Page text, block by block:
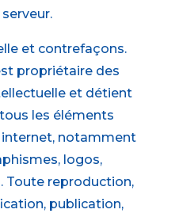
et contrefaçons.
propriétaire des
et détient
les éléments
internet, notamment
logos,
Toute reproduction,
publication,